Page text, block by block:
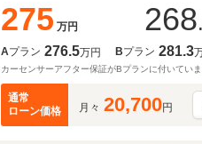
275 万円 268
Aプラン 276.5万円 Bプラン 281.3
カーセンサーアフター保証がBプランに付いてい
通常
ローン価格
月々 20,700円